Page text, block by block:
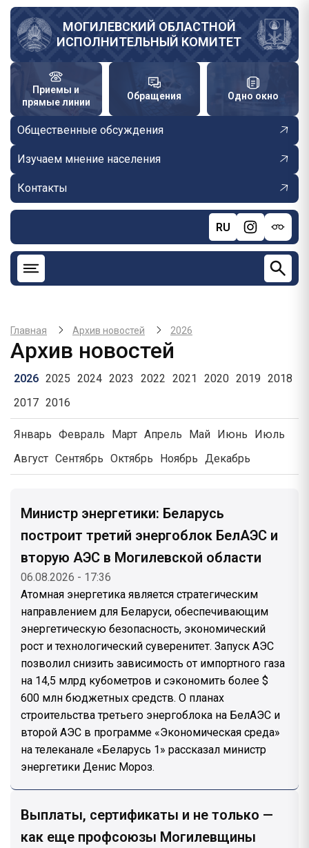
Перейти
основному
содержанию
МОГИЛЕВСКИЙ ОБЛАСТНОЙ
ИСПОЛНИТЕЛЬНЫЙ КОМИТЕТ
Приемы и
прямые линии
Обращения Одно окно
Общественные обсуждения
Изучаем мнение населения
Контакты
RU
Главная Архив новостей 2026
Архив новостей
2026 2025 2024 2023 2022 2021 2020 2019 2018
2017 2016
Январь Февраль Март Апрель Май Июнь
Июль
Август Сентябрь Октябрь Ноябрь Декабрь
Министр энергетики: Беларусь
построит третий энергоблок БелАЭС и
вторую АЭС в Могилевской области
06.08.2026 - 17:36
Атомная энергетика является стратегическим
направлением для Беларуси, обеспечивающим
энергетическую безопасность, экономический
рост и технологический суверенитет. Запуск АЭС
позволил снизить зависимость от импортного газа
на 14,5 млрд кубометров и сэкономить более $
600 млн бюджетных средств. О планах
строительства третьего энергоблока на БелАЭС и
второй АЭС в программе «Экономическая среда»
на телеканале «Беларусь 1» рассказал министр
энергетики Денис Мороз.
Выплаты, сертификаты и не только —
как еще профсоюзы Могилевщины